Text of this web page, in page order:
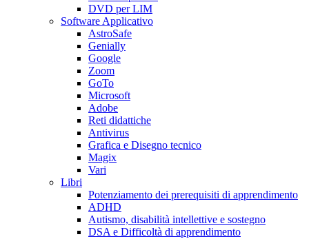
DVD per LIM
Software Applicativo
AstroSafe
Genially
Google
Zoom
GoTo
Microsoft
Adobe
Reti didattiche
Antivirus
Grafica e Disegno tecnico
Magix
Vari
Libri
Potenziamento dei prerequisiti di apprendimento
ADHD
Autismo, disabilità intellettive e sostegno
DSA e Difficoltà di apprendimento